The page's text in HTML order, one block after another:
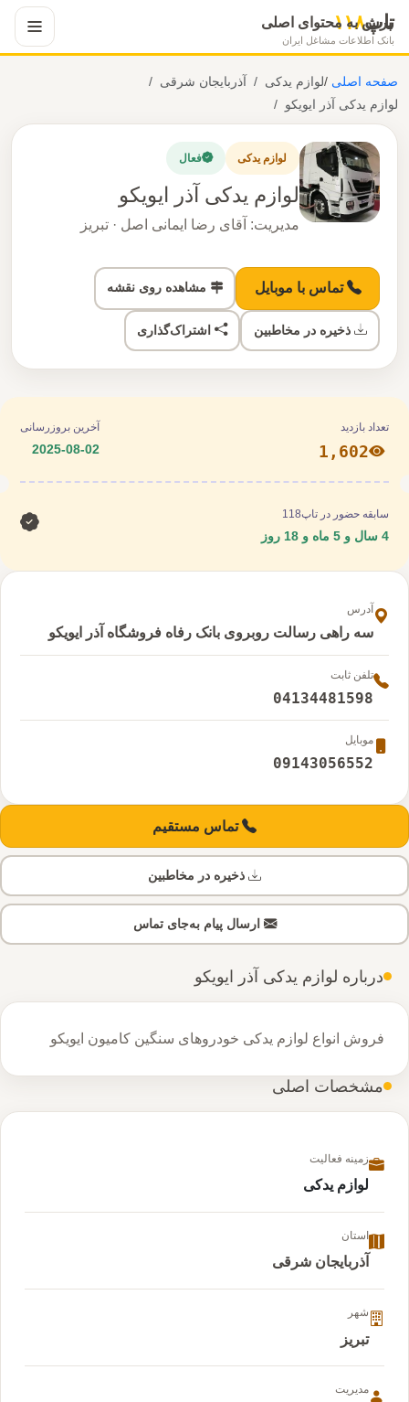
پرش به محتوای اصلی
تاپ۱۱۸
بانک اطلاعات مشاغل ایران
صفحه اصلی/ لوازم یدکی
آذربایجان شرقی
لوازم یدکی آذر ایویکو
لوازم یدکی فعال
لوازم یدکی آذر ایویکو
مدیریت: آقای رضا ایمانی اصل · تبریز
تماس با موبایل مشاهده روی نقشه
ذخیره در مخاطبین اشتراک‌گذاری
درباره لوازم یدکی آذر ایویکو
فروش انواع لوازم یدکی خودروهای سنگین کامیون ایویکو
مشخصات اصلی
زمینه فعالیت
لوازم یدکی
استان
آذربایجان شرقی
شهر
تبریز
مدیریت
تعداد بازدید
1,602
آخرین بروزرسانی
2025-08-02
سابقه حضور در تاپ118
آدرس
سه راهی رسالت روبروی بانک رفاه فروشگاه آذر ایویکو
تلفن ثابت
04134481598
موبایل
09143056552
تماس مستقیم
ذخیره در مخاطبین
ارسال پیام به‌جای تماس